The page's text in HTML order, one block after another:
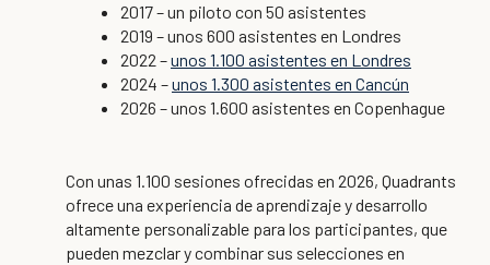
2017 – un piloto con 50 asistentes
2019 – unos 600 asistentes en Londres
2022 –unos 1.100 asistentes en Londres
2024 –unos 1.300 asistentes en Cancún
2026 – unos 1.600 asistentes en Copenhague
Con unas 1.100 sesiones ofrecidas en 2026, Quadrants
ofrece una experiencia de aprendizaje y desarrollo
altamente personalizable para los participantes, que
pueden mezclar y combinar sus selecciones en